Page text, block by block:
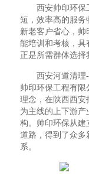
西安帅印环保
短，效率高的服
新老客户省心，
能培训和考核，具
正是所需群体选择
西安河道清理
帅印环保工程有限
理念，在陕西西安
为主线的上下游
构。帅印环保从建
道路，得到了众多
系。